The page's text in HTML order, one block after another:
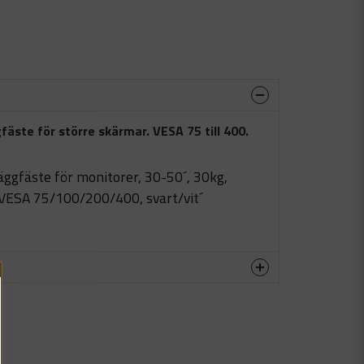
för större skärmar. VESA 75 till 400.
för monitorer, 30-50´, 30kg,
75/100/200/400, svart/vit´